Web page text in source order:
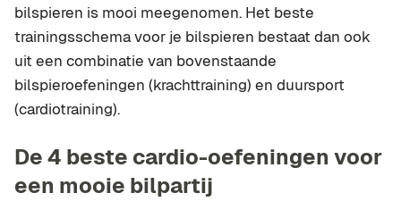
bilspieren is mooi meegenomen. Het beste
trainingsschema voor je bilspieren bestaat dan ook
uit een combinatie van bovenstaande
bilspieroefeningen (krachttraining) en duursport
(cardiotraining).
De 4 beste cardio-oefeningen voor
een mooie bilpartij